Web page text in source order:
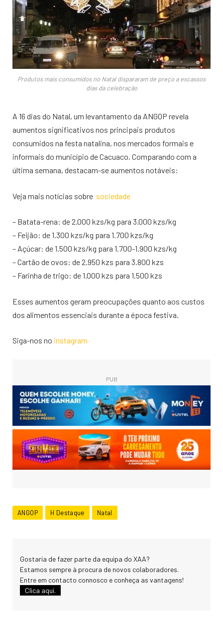
Produtos mais consumidos no Natal dispararam de preço a escassos
dias da celebração
A 16 dias do Natal, um levantamento da ANGOP revela
aumentos significativos nos principais produtos
consumidos na festa natalina, nos mercados formais e
informais do município de Cacuaco. Comparando com a
última semana, destacam-se aumentos notáveis:
Veja mais notícias sobre sociedade
– Batata-rena: de 2.000 kzs/kg para 3.000 kzs/kg
– Feijão: de 1.300 kzs/kg para 1.700 kzs/kg
– Açúcar: de 1.500 kzs/kg para 1.700-1.900 kzs/kg
– Cartão de ovos: de 2.950 kzs para 3.800 kzs
– Farinha de trigo: de 1.000 kzs para 1.500 kzs
Esses aumentos geram preocupações quanto aos custos
dos alimentos essenciais durante a época festiva.
Siga-nos no instagram
PUB
ANGOP H Destaque Natal
Gostaria de fazer parte da equipa do XAA?
Estamos sempre à procura de novos colaboradores.
Entre em contacto connosco e conheça as vantagens!
Clica aqui.